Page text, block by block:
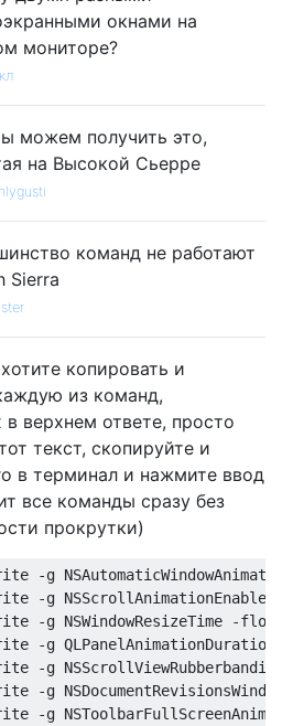
окнами на
мониторе?
можем получить это,
на Высокой Сьерре
команд не работают
Sierra
копировать и
из команд,
в верхнем ответе, просто
текст, скопируйте и
в терминал и нажмите ввод
все команды сразу без
прокрутки)
-g
-g
-g NSWindowResizeTime -
-g
-g
-g
-g